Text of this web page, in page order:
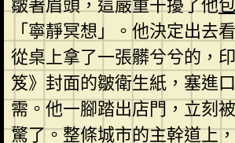
皺著眉頭，這嚴重干擾了他
「寧靜冥想」。他決定出去
從桌上拿了一張髒兮兮的，
笈》封面的皺衛生紙，塞進
需。他一腳踏出店門，立刻
驚了。整條城市的主幹道上